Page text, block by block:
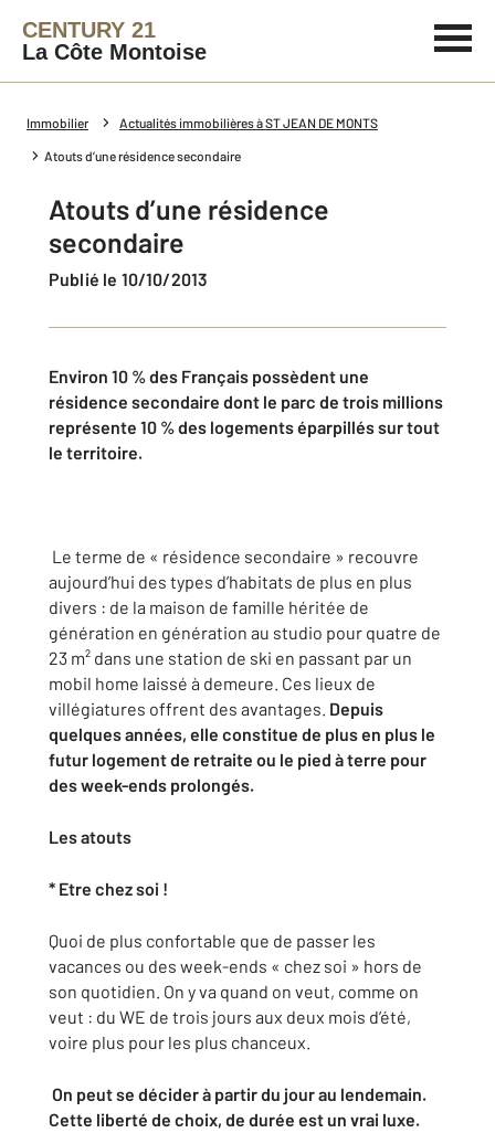
CENTURY 21
La Côte Montoise
Immobilier Actualités immobilières à ST JEAN DE MONTS
Atouts d’une résidence secondaire
Atouts d’une résidence
secondaire
Publié le 10/10/2013
Environ 10 % des Français possèdent une
résidence secondaire dont le parc de trois millions
représente 10 % des logements éparpillés sur tout
le territoire.
Le terme de « résidence secondaire » recouvre
aujourd’hui des types d’habitats de plus en plus
divers : de la maison de famille héritée de
génération en génération au studio pour quatre de
23 m² dans une station de ski en passant par un
mobil home laissé à demeure. Ces lieux de
villégiatures offrent des avantages. Depuis
quelques années, elle constitue de plus en plus le
futur logement de retraite ou le pied à terre pour
des week-ends prolongés.
Les atouts
* Etre chez soi !
Quoi de plus confortable que de passer les
vacances ou des week-ends « chez soi » hors de
son quotidien. On y va quand on veut, comme on
veut : du WE de trois jours aux deux mois d’été,
voire plus pour les plus chanceux.
On peut se décider à partir du jour au lendemain.
Cette liberté de choix, de durée est un vrai luxe.